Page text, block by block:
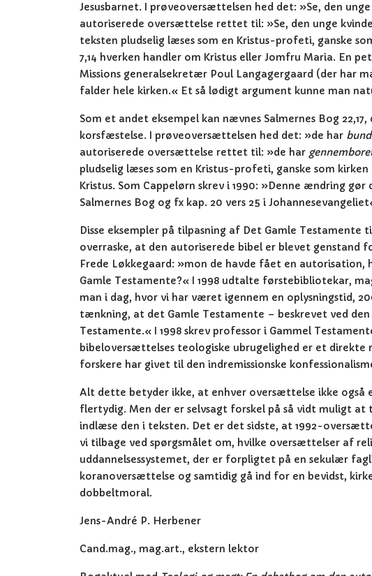
Jesusbarnet. I prøveoversættelsen hed det: »Se, den
autoriserede oversættelse rettet til: »Se, den unge kvinde
teksten pludselig læses som en Kristus-profeti, ganske
7,14 hverken handler om Kristus eller Jomfru Maria. En
Missions generalsekretær Poul Langagergaard (der har
falder hele kirken.« Et så lødigt argument kunne man
Som et andet eksempel kan nævnes Salmernes Bog
korsfæstelse. I prøveoversættelsen hed det: »de har
autoriserede oversættelse rettet til: »de har
pludselig læses som en Kristus-profeti, ganske som
Kristus. Som Cappelørn skrev i 1990: »Denne ændring
Salmernes Bog og fx kap. 20 vers 25 i
Disse eksempler på tilpasning af Det Gamle
overraske, at den autoriserede bibel er blevet genstand
Frede Løkkegaard: »mon de havde fået en
Gamle Testamente?« I 1998 udtalte førstebibliotekar,
man i dag, hvor vi har været igennem en oplysningstid,
tænkning, at det Gamle Testamente – beskrevet ved
Testamente.« I 1998 skrev professor i Gammel
bibeloversættelses teologiske ubrugelighed er et
forskere har givet til den indremissionske
Alt dette betyder ikke, at enhver oversættelse ikke
flertydig. Men der er selvsagt forskel på så vidt muligt
indlæse den i teksten. Det er det sidste, at 1992-
vi tilbage ved spørgsmålet om, hvilke oversættelser af
uddannelsessystemet, der er forpligtet på en sekulær
koranoversættelse og samtidig gå ind for en bevidst,
dobbeltmoral.
Jens-André P. Herbener
Cand.mag., mag.art., ekstern lektor